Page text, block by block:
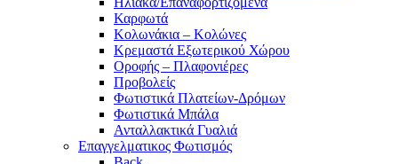
Καρφωτά
Κολωνάκια – Κολώνες
Κρεμαστά Εξωτερικού Χώρου
Οροφής – Πλαφονιέρες
Προβολείς
Φωτιστικά Πλατείων-Δρόμων
Φωτιστικά Μπάλα
Ανταλλακτικά Γυαλιά
Επαγγελματικος Φωτισμός